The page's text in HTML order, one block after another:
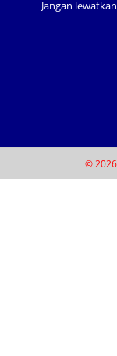
Jangan
© 2026